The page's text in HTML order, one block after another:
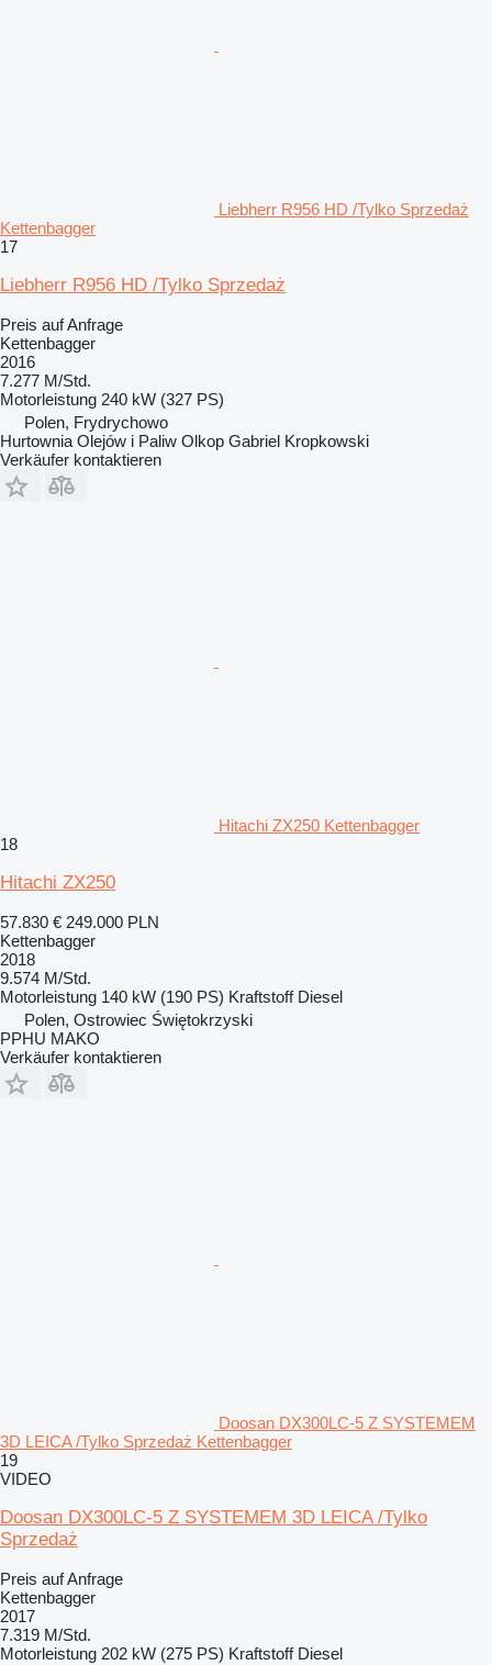
Liebherr R956 HD /Tylko Sprzedaż
Kettenbagger
17
Liebherr R956 HD /Tylko Sprzedaż
Preis auf Anfrage
Kettenbagger
2016
7.277 M/Std.
Motorleistung 240 kW (327 PS)
Polen, Frydrychowo
Hurtownia Olejów i Paliw Olkop Gabriel Kropkowski
Verkäufer kontaktieren
Hitachi ZX250 Kettenbagger
18
Hitachi ZX250
57.830 € 249.000 PLN
Kettenbagger
2018
9.574 M/Std.
Motorleistung 140 kW (190 PS) Kraftstoff Diesel
Polen, Ostrowiec Świętokrzyski
PPHU MAKO
Verkäufer kontaktieren
Doosan DX300LC-5 Z SYSTEMEM
3D LEICA /Tylko Sprzedaż Kettenbagger
19
VIDEO
Doosan DX300LC-5 Z SYSTEMEM 3D LEICA /Tylko
Sprzedaż
Preis auf Anfrage
Kettenbagger
2017
7.319 M/Std.
Motorleistung 202 kW (275 PS) Kraftstoff Diesel